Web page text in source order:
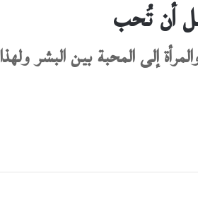
أن تُحب
إلى المحبة بين البشر